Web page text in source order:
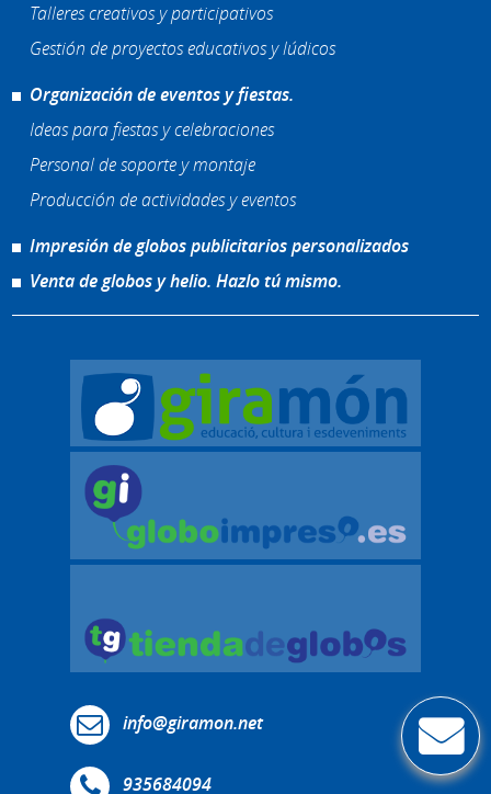
Talleres creativos y participativos
Gestión de proyectos educativos y lúdicos
Organización de eventos y fiestas.
Ideas para fiestas y celebraciones
Personal de soporte y montaje
Producción de actividades y eventos
Impresión de globos publicitarios personalizados
Venta de globos y helio. Hazlo tú mismo.
info@giramon.net
935684094